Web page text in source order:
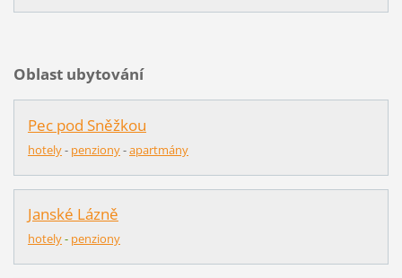
Oblast ubytování
Pec pod Sněžkou
hotely- penziony-apartmány
Janské Lázně
hotely- penziony